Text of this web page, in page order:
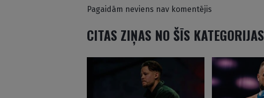
Pagaidām neviens nav komentējis
CITAS ZIŅAS NO ŠĪS KATEGORIJAS